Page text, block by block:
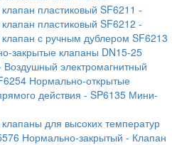
пластиковый SF6211 -
пластиковый SF6212 -
с ручным дублером SF6213
закрытые клапаны DN15-25
Воздушный электромагнитный
Нормально-открытые
действия - SP6135 Мини-
для высоких температур
Нормально-закрытый - Клапан